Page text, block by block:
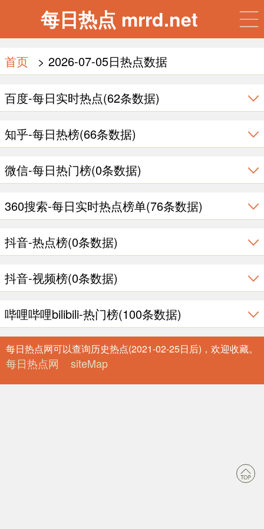
每日热点 mrrd.net
首页 > 2026-07-05日热点数据
百度-每日实时热点(62条数据)
知乎-每日热榜(66条数据)
微信-每日热门榜(0条数据)
360搜索-每日实时热点榜单(76条数据)
抖音-热点榜(0条数据)
抖音-视频榜(0条数据)
哔哩哔哩bilibili-热门榜(100条数据)
每日热点网可以查询历史热点(2021-02-25日后)，欢迎收藏。
每日热点网 siteMap